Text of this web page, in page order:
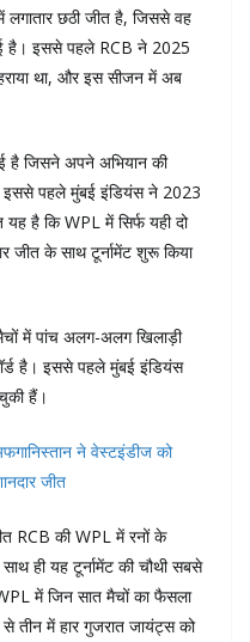
लगातार छठी जीत है, जिससे वह
है। इससे पहले RCB ने 2025
था, और इस सीजन में अब
है जिसने अपने अभियान की
पहले मुंबई इंडियंस ने 2023
है कि WPL में सिर्फ यही दो
जीत के साथ टूर्नामेंट शुरू किया
में पांच अलग-अलग खिलाड़ी
है। इससे पहले मुंबई इंडियंस
हैं।
ने वेस्टइंडीज को
जीत
RCB की WPL में रनों के
ही यह टूर्नामेंट की चौथी सबसे
में जिन सात मैचों का फैसला
तीन में हार गुजरात जायंट्स को